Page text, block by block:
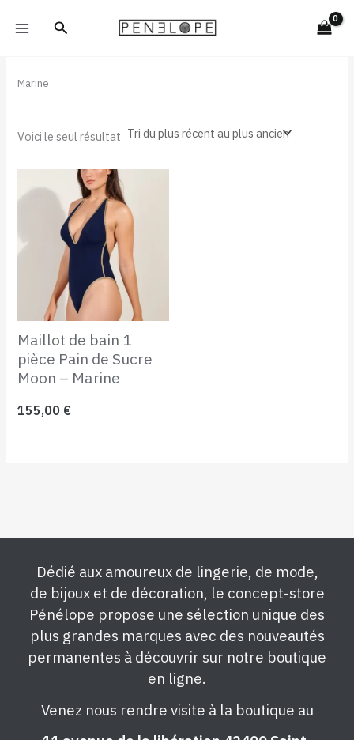
Rechercher
Marine
Voici le seul résultat
Maillot de bain 1
pièce Pain de Sucre
Moon – Marine
155,00 €
Dédié aux amoureux de lingerie, de mode,
de bijoux et de décoration, le concept-store
Pénélope propose une sélection unique des
plus grandes marques avec des nouveautés
permanentes à découvrir sur notre boutique
en ligne.
Venez nous rendre visite à la boutique au